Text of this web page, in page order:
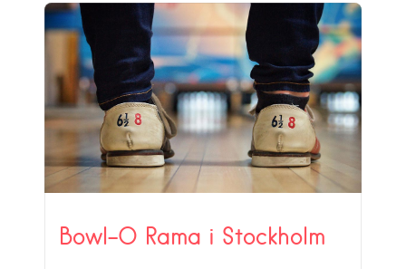
Bowl-O Rama i Stockholm